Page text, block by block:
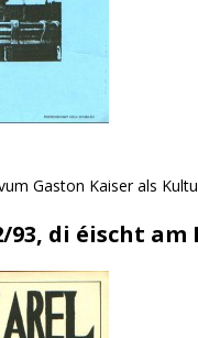
Gaston Kaiser als
93, di éischt